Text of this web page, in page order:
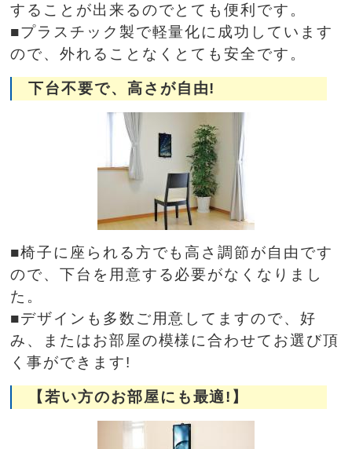
することが出来るのでとても便利です。
■プラスチック製で軽量化に成功しています
ので、外れることなくとても安全です。
下台不要で、高さが自由!
■椅子に座られる方でも高さ調節が自由です
ので、下台を用意する必要がなくなりまし
た。
■デザインも多数ご用意してますので、好
み、またはお部屋の模様に合わせてお選び頂
く事ができます!
【若い方のお部屋にも最適!】